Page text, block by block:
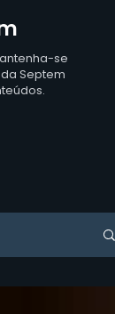
se
Septem